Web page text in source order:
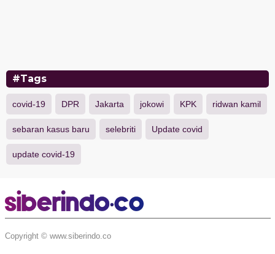
#Tags
covid-19 DPR Jakarta jokowi KPK ridwan kamil
sebaran kasus baru selebriti Update covid
update covid-19
Copyright © www.siberindo.co